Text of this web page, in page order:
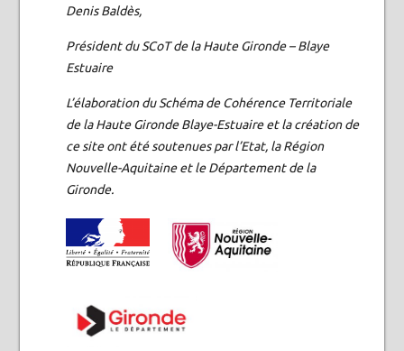
Denis Baldès,
Président du SCoT de la Haute Gironde – Blaye
Estuaire
L’élaboration du Schéma de Cohérence Territoriale
de la Haute Gironde Blaye-Estuaire et la création de
ce site ont été soutenues par l’Etat, la Région
Nouvelle-Aquitaine et le Département de la
Gironde.